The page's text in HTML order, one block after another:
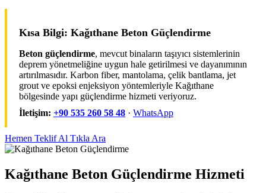
Kısa Bilgi: Kağıthane Beton Güçlendirme
Beton güçlendirme, mevcut binaların taşıyıcı sistemlerinin
deprem yönetmeliğine uygun hale getirilmesi ve dayanımının
artırılmasıdır. Karbon fiber, mantolama, çelik bantlama, jet
grout ve epoksi enjeksiyon yöntemleriyle Kağıthane
bölgesinde yapı güçlendirme hizmeti veriyoruz.
İletişim: +90 535 260 58 48 · WhatsApp
Hemen Teklif Al Tıkla Ara
Kağıthane Beton Güçlendirme Hizmeti